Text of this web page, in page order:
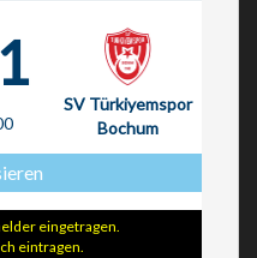
SV Türkiyemspor
Bochum
eingetragen.
eintragen.